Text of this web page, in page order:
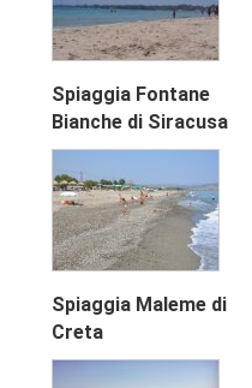
Spiaggia Fontane
Bianche di Siracusa
Spiaggia Maleme di
Creta